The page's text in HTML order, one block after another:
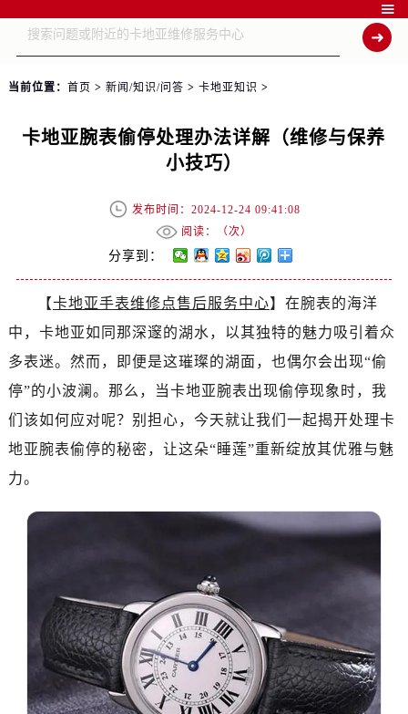

当前位置： 首页 > 新闻/知识/问答 > 卡地亚知识 >
卡地亚腕表偷停处理办法详解（维修与保养
小技巧）
发布时间：2024-12-24 09:41:08
阅读：（次）
分享到：
【卡地亚手表维修点售后服务中心】在腕表的海洋
中，卡地亚如同那深邃的湖水，以其独特的魅力吸引着众
多表迷。然而，即便是这璀璨的湖面，也偶尔会出现“偷
停”的小波澜。那么，当卡地亚腕表出现偷停现象时，我
们该如何应对呢？别担心，今天就让我们一起揭开处理卡
地亚腕表偷停的秘密，让这朵“睡莲”重新绽放其优雅与魅
力。